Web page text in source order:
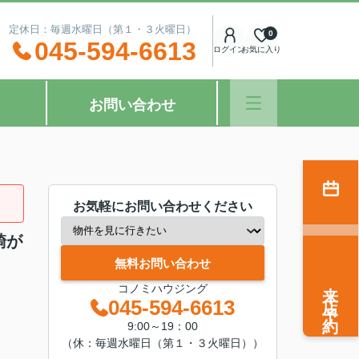
休日：毎週水曜日（第１・３火曜日）
045-594-6613 ログインお気に入り
0
お問い合わせ
が
お気軽にお問い合わせください
無料お問い合わせ
コノミハウジング
045-594-6613
9:00～19：00
（休：毎週水曜日（第１・３火曜日））
来店予約